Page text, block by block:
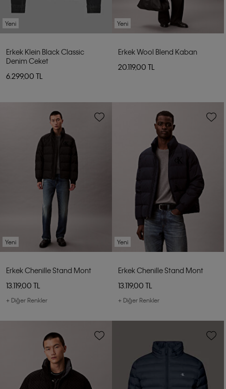
Yeni
Erkek Klein Black Classic
Denim Ceket
6.299,00 TL
Yeni
Erkek Wool Blend Kaban
20.119,00 TL
Yeni
Erkek Chenille Stand Mont
13.119,00 TL
+ Diğer Renkler
Yeni
Erkek Chenille Stand Mont
13.119,00 TL
+ Diğer Renkler